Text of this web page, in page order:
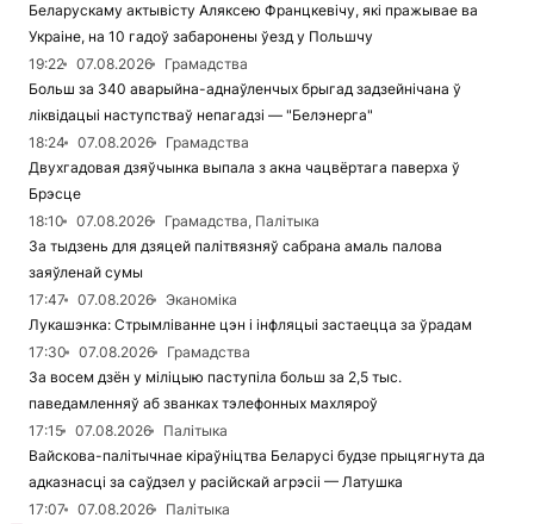
Беларускаму актывісту Аляксею Францкевічу, які пражывае ва
Украіне, на 10 гадоў забаронены ўезд у Польшчу
19:22
07.08.2026
Грамадства
Больш за 340 аварыйна-аднаўленчых брыгад задзейнічана ў
ліквідацыі наступстваў непагадзі — "Белэнерга"
18:24
07.08.2026
Грамадства
Двухгадовая дзяўчынка выпала з акна чацвёртага паверха ў
Брэсце
18:10
07.08.2026
Грамадства, Палітыка
За тыдзень для дзяцей палітвязняў сабрана амаль палова
заяўленай сумы
17:47
07.08.2026
Эканоміка
Лукашэнка: Стрымліванне цэн і інфляцыі застаецца за ўрадам
17:30
07.08.2026
Грамадства
За восем дзён у міліцыю паступіла больш за 2,5 тыс.
паведамленняў аб званках тэлефонных махляроў
17:15
07.08.2026
Палітыка
Вайскова-палітычнае кіраўніцтва Беларусі будзе прыцягнута да
адказнасці за саўдзел у расійскай агрэсіі — Латушка
17:07
07.08.2026
Палітыка